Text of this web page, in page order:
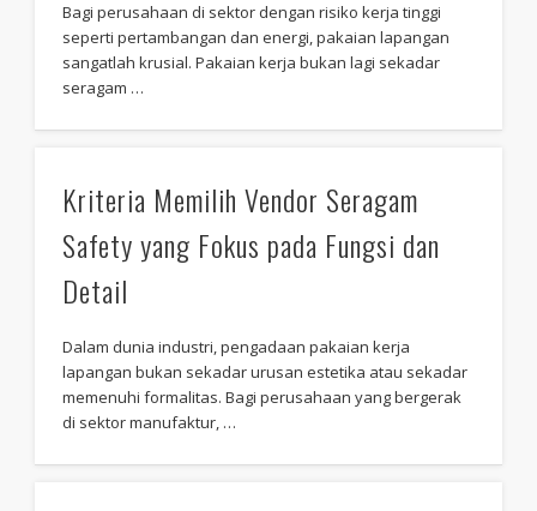
Bagi perusahaan di sektor dengan risiko kerja tinggi
seperti pertambangan dan energi, pakaian lapangan
sangatlah krusial. Pakaian kerja bukan lagi sekadar
seragam …
Kriteria Memilih Vendor Seragam
Safety yang Fokus pada Fungsi dan
Detail
Dalam dunia industri, pengadaan pakaian kerja
lapangan bukan sekadar urusan estetika atau sekadar
memenuhi formalitas. Bagi perusahaan yang bergerak
di sektor manufaktur, …